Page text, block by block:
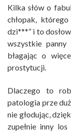
Kilka słów o
chłopak,
dzi***” i to
wszystkie
błagając o
prostytucji.
Dlaczego to
patologia prze
nie głodując,
zupełnie inny